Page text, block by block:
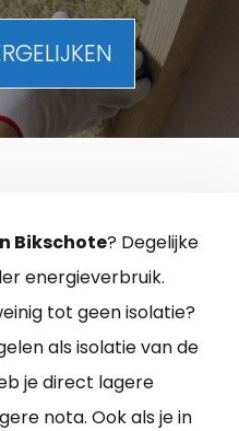
Bikschote? Degelijke
energieverbruik.
tot geen isolatie?
als isolatie van de
je direct lagere
nota. Ook als je in